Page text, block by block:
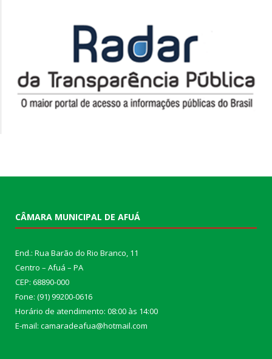
CÂMARA MUNICIPAL DE AFUÁ
End.: Rua Barão do Rio Branco, 11
Centro – Afuá – PA
CEP: 68890-000
Fone: (91) 99200-0616
Horário de atendimento: 08:00 às 14:00
E-mail: camaradeafua@hotmail.com